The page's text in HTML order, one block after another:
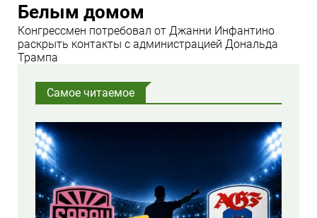
Белым домом
Конгрессмен потребовал от Джанни Инфантино
раскрыть контакты с администрацией Дональда
Трампа
Самое читаемое